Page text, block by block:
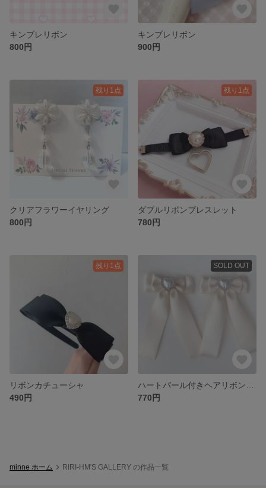
キンブレリボン
800円
キンブレリボン
900円
残り1点
クリアフラワーイヤリング
800円
残り1点
ダブルリボンブレスレット
780円
残り1点
リボンカチューシャ
490円
SOLD OUT
770円
minne ホーム RIRI-HM'S GALLERY の作品一覧